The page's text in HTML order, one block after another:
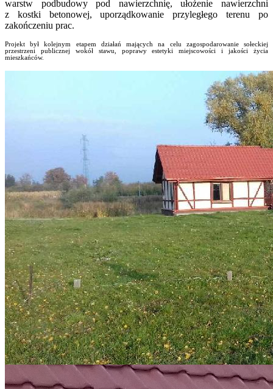
warstw podbudowy pod nawierzchnię, ułożenie nawierzchni
z kostki betonowej, uporządkowanie przyległego terenu po
zakończeniu prac.
Projekt był kolejnym etapem działań mających na celu zagospodarowanie sołeckiej
przestrzeni publicznej wokół stawu, poprawy estetyki miejscowości i jakości życia
mieszkańców.